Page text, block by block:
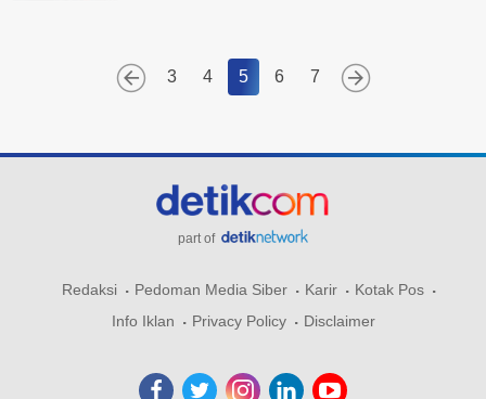
3 4 5 6 7
part of
Redaksi Pedoman Media Siber Karir
Kotak Pos
Info Iklan
Privacy Policy Disclaimer